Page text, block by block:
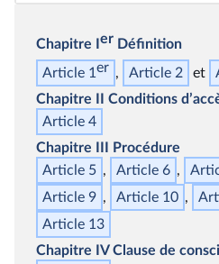
Chapitre I er Définition
Article 1 er Article 2
Chapitre II
Conditions
Article 4
Chapitre III
Procédure
Article 5
Article 6
Article 9
Article 10
Article 13
Chapitre IVClause de